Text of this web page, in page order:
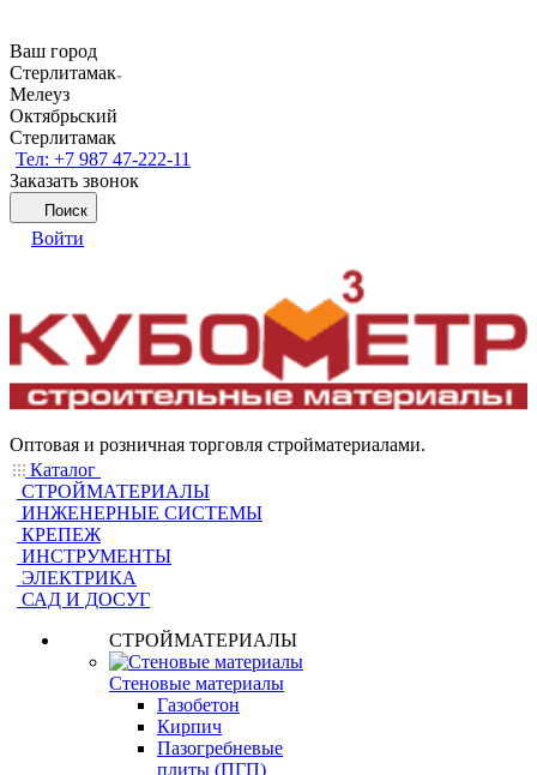
Ваш город
Стерлитамак
Мелеуз
Октябрьский
Стерлитамак
Тел: +7 987 47-222-11
Заказать звонок
Поиск
Войти
Оптовая и розничная торговля стройматериалами.
Каталог
СТРОЙМАТЕРИАЛЫ
ИНЖЕНЕРНЫЕ СИСТЕМЫ
КРЕПЕЖ
ИНСТРУМЕНТЫ
ЭЛЕКТРИКА
САД И ДОСУГ
СТРОЙМАТЕРИАЛЫ
Стеновые материалы
Газобетон
Кирпич
Пазогребневые
плиты (ПГП)